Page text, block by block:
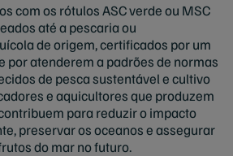
com os rótulos ASC verde ou MSC
até a pescaria ou
de origem, certificados por um
por atenderem a padrões de normas
de pesca sustentável e cultivo
e aquicultores que produzem
para reduzir o impacto
preservar os oceanos e assegurar
do mar no futuro.